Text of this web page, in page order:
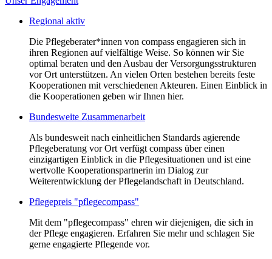
Regional aktiv
Die Pflegeberater*innen von compass engagieren sich in
ihren Regionen auf vielfältige Weise. So können wir Sie
optimal beraten und den Ausbau der Versorgungsstrukturen
vor Ort unterstützen. An vielen Orten bestehen bereits feste
Kooperationen mit verschiedenen Akteuren. Einen Einblick in
die Kooperationen geben wir Ihnen hier.
Bundesweite Zusammenarbeit
Als bundesweit nach einheitlichen Standards agierende
Pflegeberatung vor Ort verfügt compass über einen
einzigartigen Einblick in die Pflegesituationen und ist eine
wertvolle Kooperationspartnerin im Dialog zur
Weiterentwicklung der Pflegelandschaft in Deutschland.
Pflegepreis "pflegecompass"
Mit dem "pflegecompass" ehren wir diejenigen, die sich in
der Pflege engagieren. Erfahren Sie mehr und schlagen Sie
gerne engagierte Pflegende vor.